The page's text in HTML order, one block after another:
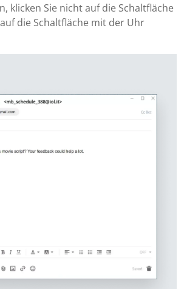
klicken Sie nicht auf die Schaltfläche
die Schaltfläche mit der Uhr